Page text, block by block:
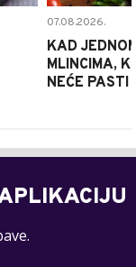
07.08.2026.
KAD
MLINCIMA,
NEĆE PASTI